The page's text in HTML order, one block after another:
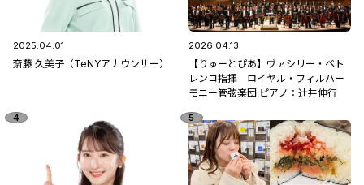
2025.04.01
斎藤 久美子（TeNYアナウンサー）
2026.04.13
【りゅーとぴあ】ヴァシリー・ペト
レンコ指揮 ロイヤル・フィルハー
モニー管弦楽団 ピアノ：辻󠄀井伸行